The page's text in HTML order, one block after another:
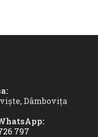
Dâmbovița
797